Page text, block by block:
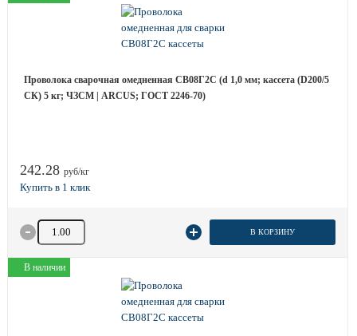
Проволока сварочная омедненная СВ08Г2С (d 1,0 мм; кассета (D200/5
СК) 5 кг; ЧЗСМ | ARCUS; ГОСТ 2246-70)
242.28 руб/кг
Количество товара В КОРЗИНУ
В наличии